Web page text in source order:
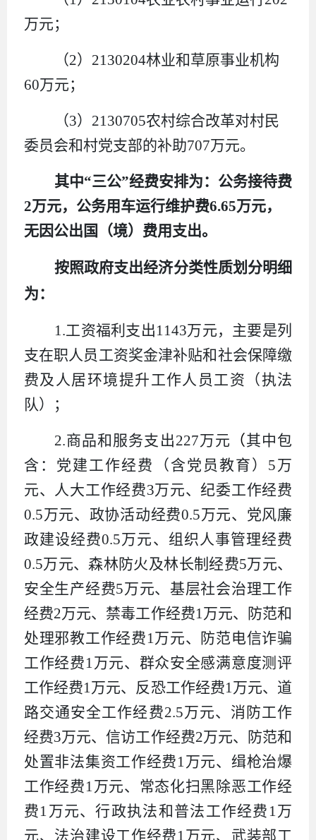
万元；
（2） 2130204林业和草原事业机构
60万元；
（3） 2130705农村综合改革对村民
委员会和村党支部的补助707万元。
其中“三公”经费安排为：公务接待费
2万元，公务用车运行维护费6.65万元，
无因公出国（境）费用支出。
按照政府支出经济分类性质划分明细
为：
1.工资福利支出1143万元，主要是列
支在职人员工资奖金津补贴和社会保障缴
费及人居环境提升工作人员工资（执法
队）
；
2.商品和服务支出227万元 （其中包
含：党建工作经费（含党员教育） 5万
元、人大工作经费3万元、纪委工作经费
0.5万元、政协活动经费0.5万元、党风廉
政建设经费0.5万元、组织人事管理经费
0.5万元、森林防火及林长制经费5万元、
安全生产经费5万元、基层社会治理工作
经费2万元、禁毒工作经费1 万元、防范和
处理邪教工作经费1 万元、防范电信诈骗
工作经费1 万元、群众安全感满意度测评
工作经费1 万元、反恐工作经费1 万元、道
路交通安全工作经费2.5万元、消防工作
经费3万元、信访工作经费2万元、防范和
处置非法集资工作经费1 万元、缉枪治爆
工作经费1 万元、常态化扫黑除恶工作经
费1 万元、行政执法和普法工作经费 1 万
元、法治建设工作经费1 万元、武装部工